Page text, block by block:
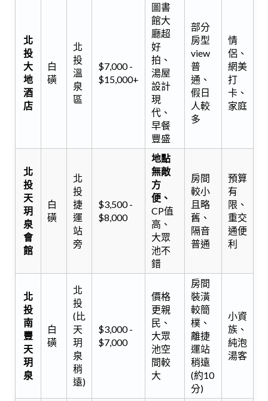
北
投
大
地
酒
店
白
磺
北
投
溫
泉
區
$7,000 -
$15,000+
圖書
館大
廳超
好
拍、
湯屋
設計
現
代、
早餐
豐盛
部分
房型
view
普
通、
假日
人較
多
情
侶、
網美
打
卡、
家庭
北
投
天
玥
泉
會
館
白
磺
北
投
捷
運
站
旁
$3,500 -
$8,000
地點
無敵
方
便、
CP值
高、
大眾
池不
錯
房間
較小
且略
舊、
隔音
普通
預算
有
限、
重交
通便
利
北
投
南
豐
天
玥
泉
白
磺
北
投
(比
天
玥
泉
稍
遠)
$3,000 -
$7,000
價格
更親
民、
大眾
池空
間較
大
房間
裝潢
較簡
樸、
離捷
運站
稍遠
(約10
分)
小資
族、
純泡
湯客